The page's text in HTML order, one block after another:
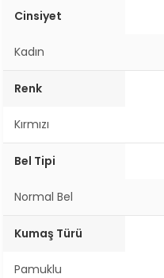
Cinsiyet
Kadın
Renk
Kırmızı
Bel Tipi
Normal Bel
Kumaş Türü
Pamuklu